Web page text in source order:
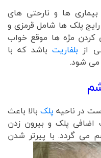
بیماری ها و نارحتی های
پلک ها شامل قرمزی و
کردن مژه ها موقع خواب
از بلفاریت باشد که با
می شود.
در ناحیه پلک بالا باعث
پلک و بیرون زدن
می گردد. با پیرتر شدن